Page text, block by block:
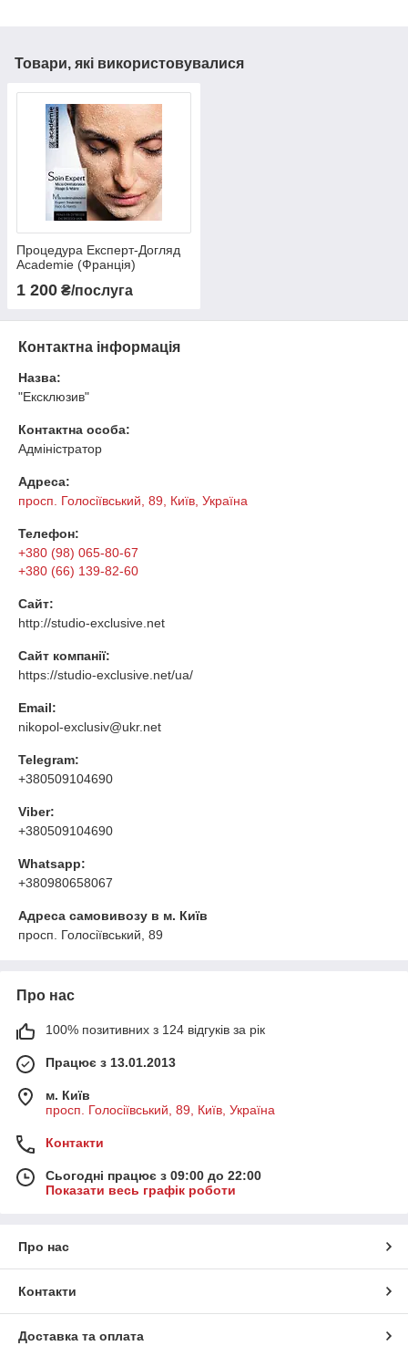
Товари, які використовувалися
Процедура Експерт-Догляд
Academie (Франція)
1 200 ₴/послуга
Контактна інформація
Назва:
"Ексклюзив"
Контактна особа:
Адміністратор
Адреса:
просп. Голосіївський, 89, Київ, Україна
Телефон:
+380 (98) 065-80-67
+380 (66) 139-82-60
Сайт:
http://studio-exclusive.net
Сайт компанії:
https://studio-exclusive.net/ua/
Email:
nikopol-exclusiv@ukr.net
Telegram:
+380509104690
Viber:
+380509104690
Whatsapp:
+380980658067
Адреса самовивозу в м. Київ
просп. Голосіївський, 89
Про нас
100% позитивних з 124 відгуків за рік
Працює з 13.01.2013
м. Київ
просп. Голосіївський, 89, Київ, Україна
Контакти
Сьогодні працює з 09:00 до 22:00
Показати весь графік роботи
Про нас
Контакти
Доставка та оплата